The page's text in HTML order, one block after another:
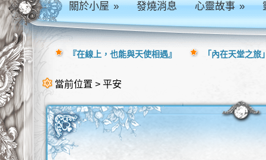
關於小屋» 發燒消息 心靈故事»
當前位置 > 平安
『在線上，也能與天使相遇』 「內在天堂之